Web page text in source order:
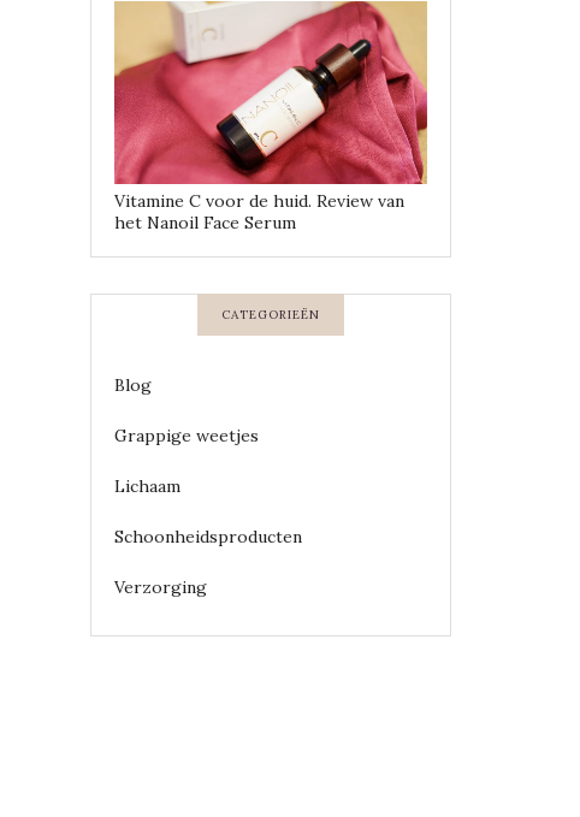
Vitamine C voor de huid. Review van
het Nanoil Face Serum
CATEGORIEËN
Blog
Grappige weetjes
Lichaam
Schoonheidsproducten
Verzorging